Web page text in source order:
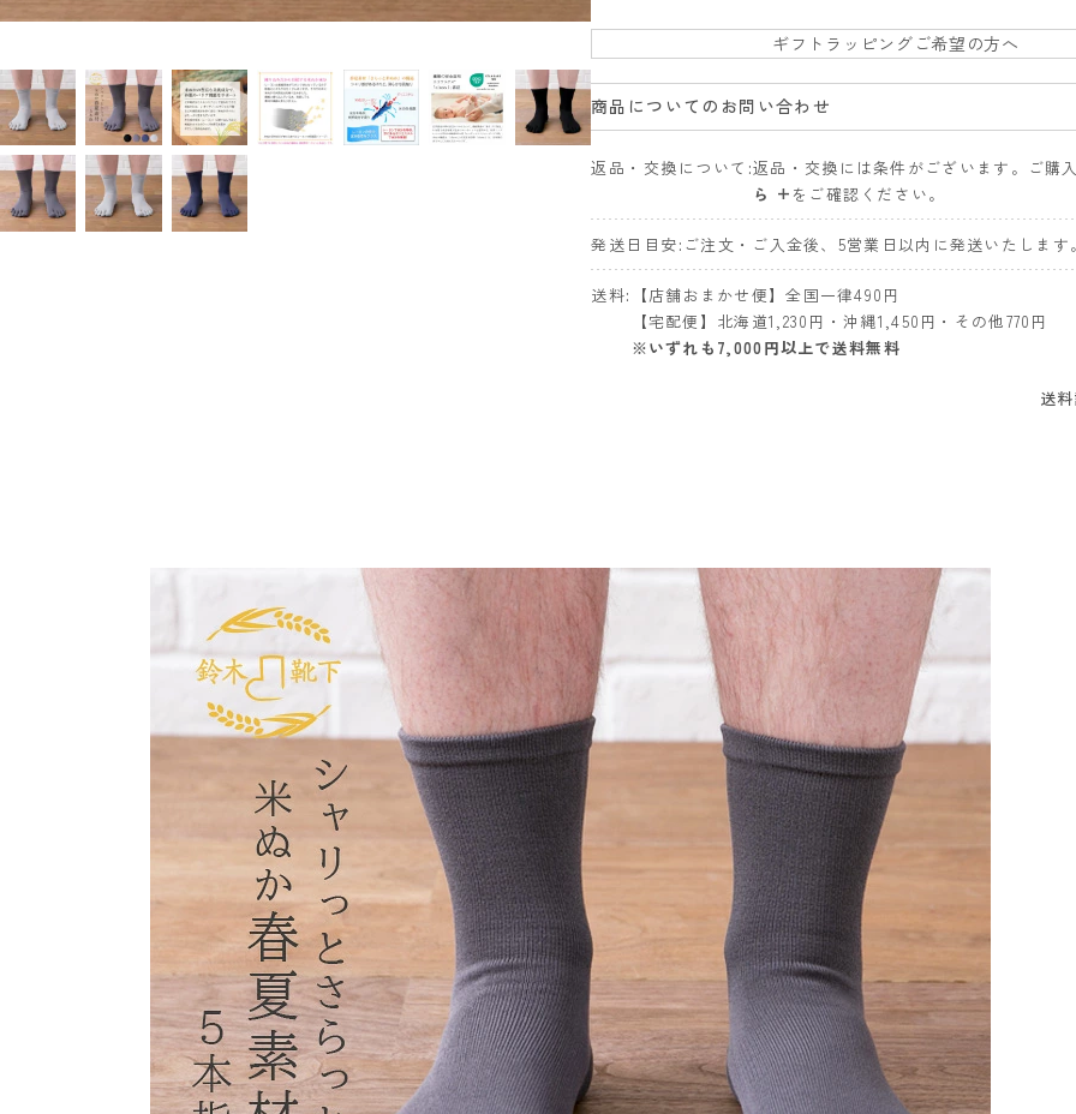
ギフトラッピングご希望の方へ
商品についてのお問い合わせ
返品・交換について 返品・交換には条件がございます。ご購入
ら + をご確認ください。
発送日目安 ご注文・ご入金後、5営業日以内に発送いたします。
送料
【店舗おまかせ便】全国一律490円
【宅配便】北海道1,230円・沖縄1,450円・その他770円
※いずれも7,000円以上で送料無料
送